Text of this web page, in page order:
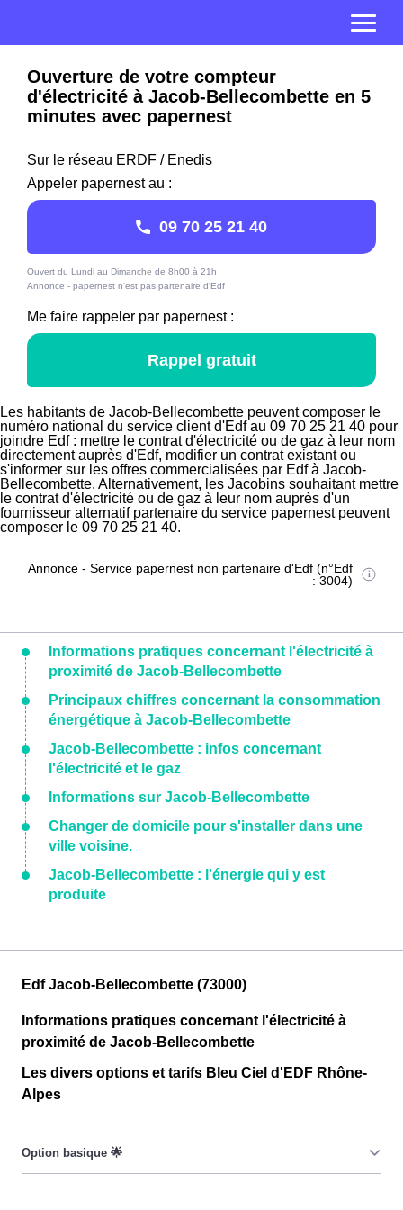
Ouverture de votre compteur
d'électricité à Jacob-Bellecombette en 5
minutes avec papernest
Sur le réseau ERDF / Enedis
Appeler papernest au :
09 70 25 21 40
Ouvert du Lundi au Dimanche de 8h00 à 21h
Annonce - papernest n'est pas partenaire d'Edf
Me faire rappeler par papernest :
Rappel gratuit
Les habitants de Jacob-Bellecombette peuvent composer le
numéro national du service client d'Edf au 09 70 25 21 40 pour
joindre Edf : mettre le contrat d'électricité ou de gaz à leur nom
directement auprès d'Edf, modifier un contrat existant ou
s'informer sur les offres commercialisées par Edf à Jacob-
Bellecombette. Alternativement, les Jacobins souhaitant mettre
le contrat d'électricité ou de gaz à leur nom auprès d'un
fournisseur alternatif partenaire du service papernest peuvent
composer le 09 70 25 21 40.
Annonce - Service papernest non partenaire d'Edf (n°Edf
: 3004)
Informations pratiques concernant l'électricité à
proximité de Jacob-Bellecombette
Principaux chiffres concernant la consommation
énergétique à Jacob-Bellecombette
Jacob-Bellecombette : infos concernant
l'électricité et le gaz
Informations sur Jacob-Bellecombette
Changer de domicile pour s'installer dans une
ville voisine.
Jacob-Bellecombette : l'énergie qui y est
produite
Edf Jacob-Bellecombette (73000)
Informations pratiques concernant l'électricité à
proximité de Jacob-Bellecombette
Les divers options et tarifs Bleu Ciel d'EDF Rhône-
Alpes